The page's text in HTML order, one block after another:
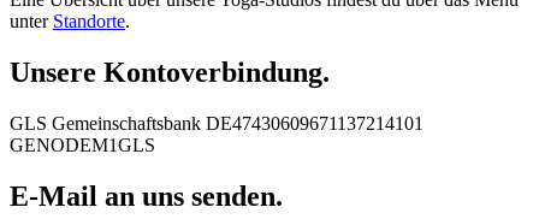
unter Standorte.
Unsere Kontoverbindung.
GLS Gemeinschaftsbank DE47430609671137214101
GENODEM1GLS
E-Mail an uns senden.